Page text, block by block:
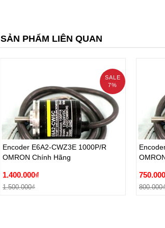
SẢN PHẨM LIÊN QUAN
SALE
7%
Encoder E6A2-CWZ3E 1000P/R
OMRON Chính Hãng
1.400.000₫
1.500.000₫
Encoder E6A2-CWZ3E 1000P/R
OMRON Chính Hãng
1.400.000₫